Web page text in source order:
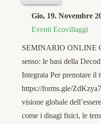
Gio, 19. Novembre
Eventi Ecovillaggi
SEMINARIO ONLINE
senso: le basi della
Integrata Per prenotare
https://forms.gle/
visione globale
come i disagi fisici, le